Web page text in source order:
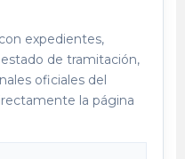
expedientes,
de tramitación,
oficiales del
la página